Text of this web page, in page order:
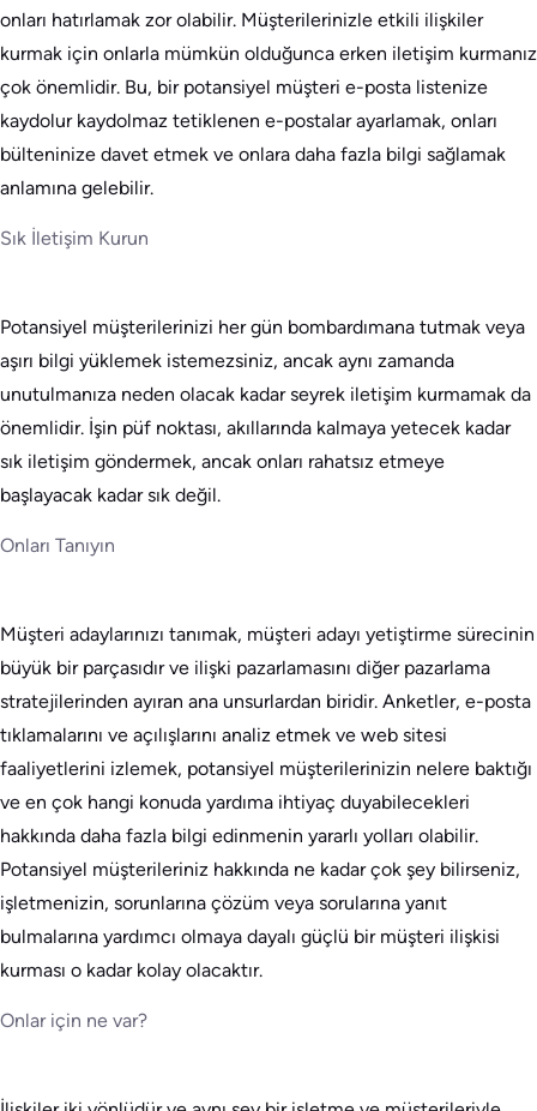
onları hatırlamak zor olabilir. Müşterilerinizle etkili ilişkiler
kurmak için onlarla mümkün olduğunca erken iletişim kurmanız
çok önemlidir. Bu, bir potansiyel müşteri e-posta listenize
kaydolur kaydolmaz tetiklenen e-postalar ayarlamak, onları
bülteninize davet etmek ve onlara daha fazla bilgi sağlamak
anlamına gelebilir.
Sık İletişim Kurun
Potansiyel müşterilerinizi her gün bombardımana tutmak veya
aşırı bilgi yüklemek istemezsiniz, ancak aynı zamanda
unutulmanıza neden olacak kadar seyrek iletişim kurmamak da
önemlidir. İşin püf noktası, akıllarında kalmaya yetecek kadar
sık iletişim göndermek, ancak onları rahatsız etmeye
başlayacak kadar sık değil.
Onları Tanıyın
Müşteri adaylarınızı tanımak, müşteri adayı yetiştirme sürecinin
büyük bir parçasıdır ve ilişki pazarlamasını diğer pazarlama
stratejilerinden ayıran ana unsurlardan biridir. Anketler, e-posta
tıklamalarını ve açılışlarını analiz etmek ve web sitesi
faaliyetlerini izlemek, potansiyel müşterilerinizin nelere baktığı
ve en çok hangi konuda yardıma ihtiyaç duyabilecekleri
hakkında daha fazla bilgi edinmenin yararlı yolları olabilir.
Potansiyel müşterileriniz hakkında ne kadar çok şey bilirseniz,
işletmenizin, sorunlarına çözüm veya sorularına yanıt
bulmalarına yardımcı olmaya dayalı güçlü bir müşteri ilişkisi
kurması o kadar kolay olacaktır.
Onlar için ne var?